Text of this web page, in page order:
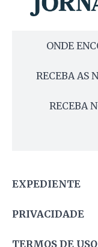
ONDE
RECEBA AS
RECEBA
EXPEDIENTE
PRIVACIDADE
TERMOS DE USO